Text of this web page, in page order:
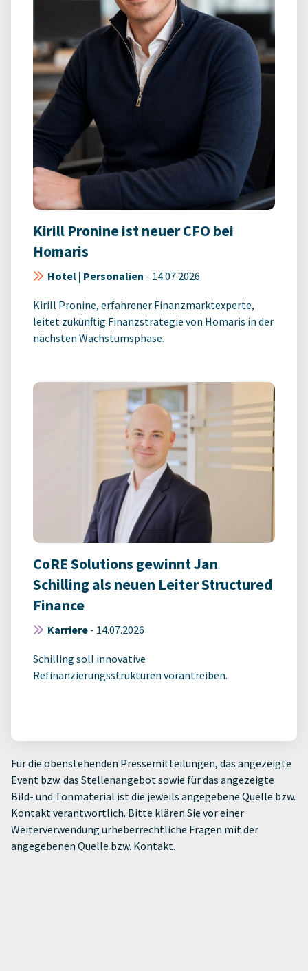
Kirill Pronine ist neuer CFO bei
Homaris
Hotel | Personalien - 14.07.2026
Kirill Pronine, erfahrener Finanzmarktexperte,
leitet zukünftig Finanzstrategie von Homaris in der
nächsten Wachstumsphase.
CoRE Solutions gewinnt Jan
Schilling als neuen Leiter Structured
Finance
Karriere - 14.07.2026
Schilling soll innovative
Refinanzierungsstrukturen vorantreiben.
Für die obenstehenden Pressemitteilungen, das angezeigte
Event bzw. das Stellenangebot sowie für das angezeigte
Bild- und Tonmaterial ist die jeweils angegebene Quelle bzw.
Kontakt verantwortlich. Bitte klären Sie vor einer
Weiterverwendung urheberrechtliche Fragen mit der
angegebenen Quelle bzw. Kontakt.